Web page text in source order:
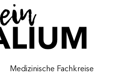
Medizinische Fachkreise